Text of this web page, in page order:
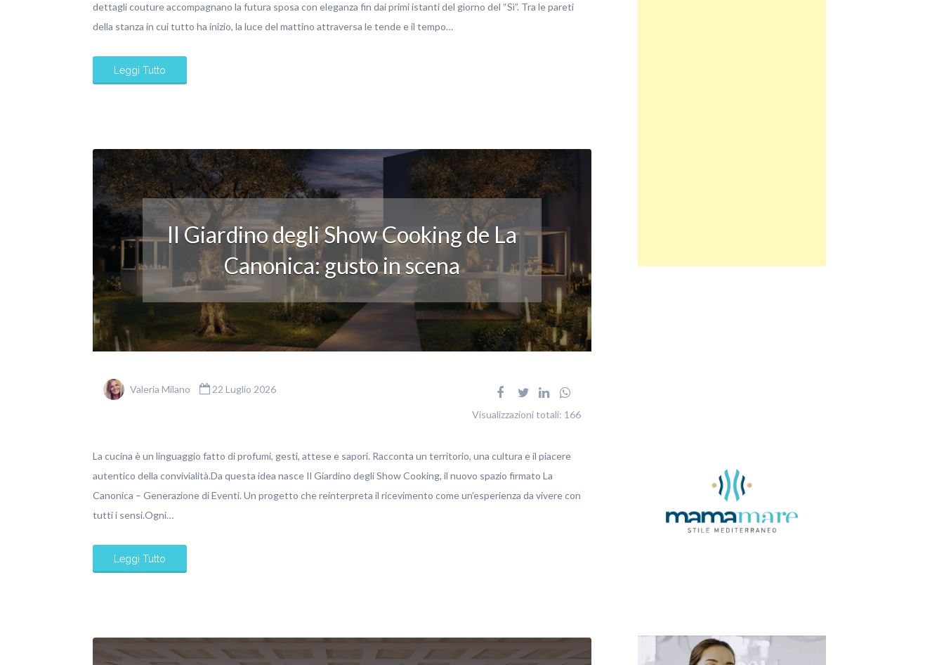
dettagli couture accompagnano la futura sposa con eleganza fin dai primi istanti del giorno del “Sì”. Tra le pareti
della stanza in cui tutto ha inizio, la luce del mattino attraversa le tende e il tempo…
Leggi Tutto
Il Giardino degli Show Cooking de La
Canonica: gusto in scena
Valeria Milano 22 Luglio 2026
Visualizzazioni totali: 166
La cucina è un linguaggio fatto di profumi, gesti, attese e sapori. Racconta un territorio, una cultura e il piacere
autentico della convivialità.Da questa idea nasce Il Giardino degli Show Cooking, il nuovo spazio firmato La
Canonica – Generazione di Eventi. Un progetto che reinterpreta il ricevimento come un’esperienza da vivere con
tutti i sensi.Ogni…
Leggi Tutto